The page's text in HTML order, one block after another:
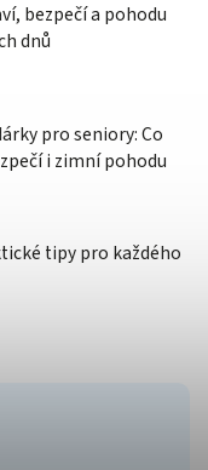
bezpečí a pohodu
dnů
pro seniory: Co
i zimní pohodu
tipy pro každého